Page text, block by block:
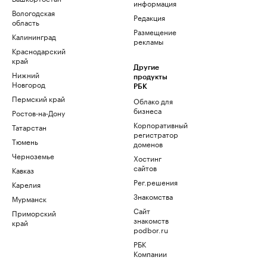
Вологодская
область
Калининград
Краснодарский
край
Нижний
Новгород
Пермский край
Ростов-на-Дону
Татарстан
Тюмень
Черноземье
Кавказ
Карелия
Мурманск
Приморский
край
информация
Редакция
Размещение
рекламы
Другие
продукты
РБК
Облако для
бизнеса
Корпоративный
регистратор
доменов
Хостинг
сайтов
Рег.решения
Знакомства
Сайт
знакомств
podbor.ru
РБК
Компании